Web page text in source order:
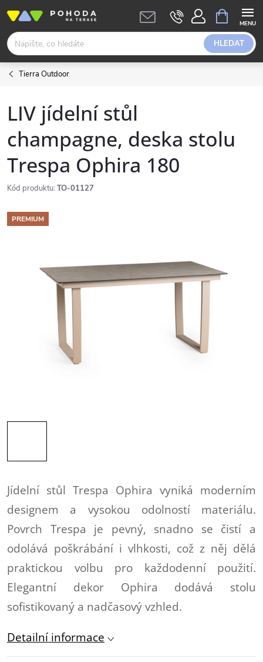
obsah
HLEDAT
NÁKUPNÍ
KOŠÍK
Tierra Outdoor
LIV jídelní stůl
champagne, deska stolu
Trespa Ophira 180
Kód produktu: TO-01127
PREMIUM
Jídelní stůl Trespa Ophira vyniká moderním
designem a vysokou odolností materiálu.
Povrch Trespa je pevný, snadno se čistí a
odolává poškrábání i vlhkosti, což z něj dělá
praktickou volbu pro každodenní použití.
Elegantní dekor Ophira dodává stolu
sofistikovaný a nadčasový vzhled.
Detailní informace